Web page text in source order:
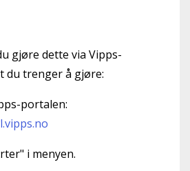
gjøre dette via Vipps-
du trenger å gjøre:
portalen:
i menyen.